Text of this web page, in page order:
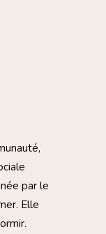
par le
Elle